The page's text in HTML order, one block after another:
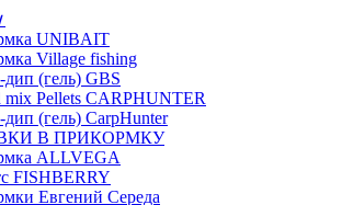
UNIBAIT
Village fishing
(гель) GBS
mix Pellets CARPHUNTER
(гель) CarpHunter
В ПРИКОРМКУ
ALLVEGA
FISHBERRY
Евгений Середа